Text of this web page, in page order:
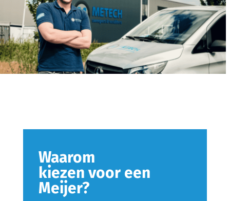
Waarom
kiezen voor een
Meijer?